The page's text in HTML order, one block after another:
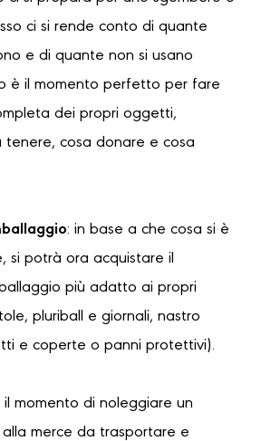
ci si rende conto di quante
e di quante non si usano
è il momento perfetto per fare
dei propri oggetti,
tenere, cosa donare e cosa
: in base a che cosa si è
si potrà ora acquistare il
più adatto ai propri
pluriball e giornali, nastro
e coperte o panni protettivi).
il momento di noleggiare un
merce da trasportare e